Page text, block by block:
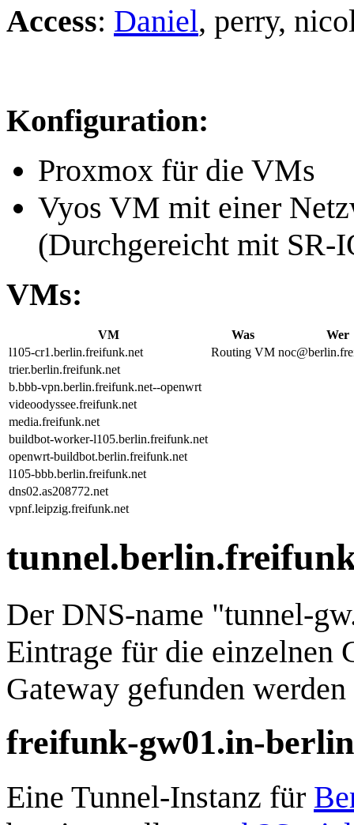
Access: Daniel, perry,
Konfiguration:
Proxmox für die VMs
Vyos VM mit einer
(Durchgereicht mit SR-
VMs:
VM Was
Wer
l105-cr1.berlin.freifunk.net
Routing VM
trier.berlin.freifunk.net
b.bbb-vpn.berlin.freifunk.net--openwrt
videoodyssee.freifunk.net
media.freifunk.net
buildbot-worker-l105.berlin.freifunk.net
openwrt-buildbot.berlin.freifunk.net
l105-bbb.berlin.freifunk.net
dns02.as208772.net
vpnf.leipzig.freifunk.net
Der DNS-name "tunnel-
Eintrage für die einzelnen
Gateway gefunden
freifunk-gw01.in-
Eine Tunnel-Instanz für